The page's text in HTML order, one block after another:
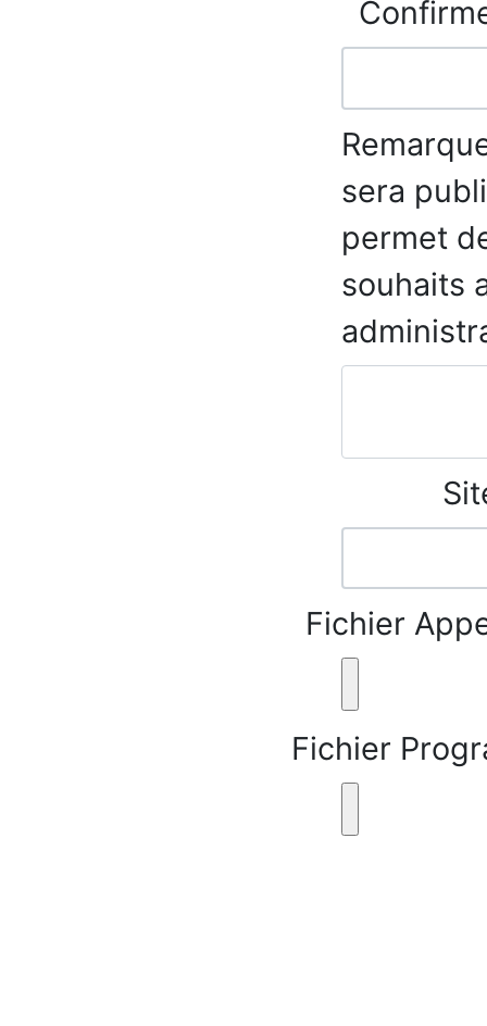
sera
permet
souhaits
Fichier
Fichier